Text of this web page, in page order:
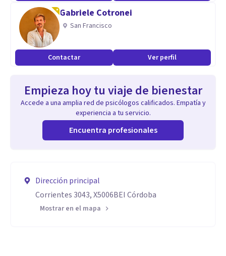
Gabriele Cotronei
San Francisco
Contactar Ver perfil
Empieza hoy tu viaje de bienestar
Accede a una amplia red de psicólogos calificados. Empatía y
experiencia a tu servicio.
Encuentra profesionales
Dirección principal
Corrientes 3043, X5006BEI Córdoba
Mostrar en el mapa